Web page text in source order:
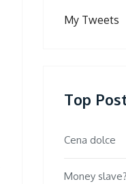
My Tweets
Top
Cena dolce
Money slave?